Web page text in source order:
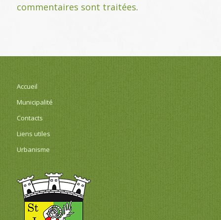
commentaires sont traitées.
Accueil
Municipalité
Contacts
Liens utiles
Urbanisme